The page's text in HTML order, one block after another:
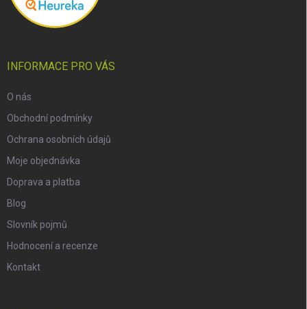
INFORMACE PRO VÁS
O nás
Obchodní podmínky
Ochrana osobních údajů
Moje objednávka
Doprava a platba
Blog
Slovník pojmů
Hodnocení a recenze
Kontakt